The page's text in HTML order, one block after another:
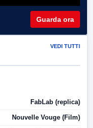
Guarda ora
VEDI TUTTI
FabLab (replica)
Nouvelle Vouge (Film)